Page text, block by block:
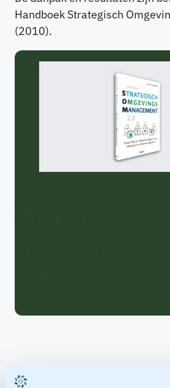
Handboek Strategisch
(2010).
Lees verder